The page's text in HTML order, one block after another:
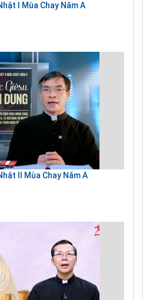
I Mùa Chay Năm A
II Mùa Chay Năm A